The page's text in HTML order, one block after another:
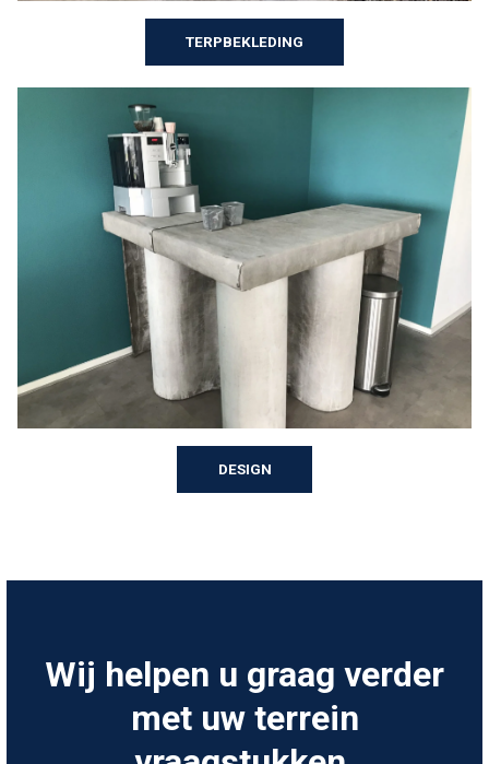
TERPBEKLEDING
DESIGN
Wij helpen u graag verder
met uw terrein